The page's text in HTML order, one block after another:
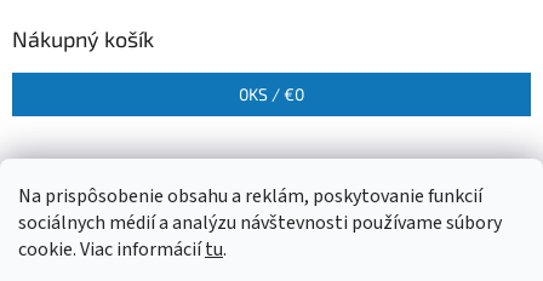
Na prispôsobenie obsahu a reklám, poskytovanie funkcií
sociálnych médií a analýzu návštevnosti používame súbory
cookie. Viac informáciítu.
Nákupný košík
0KS /€0